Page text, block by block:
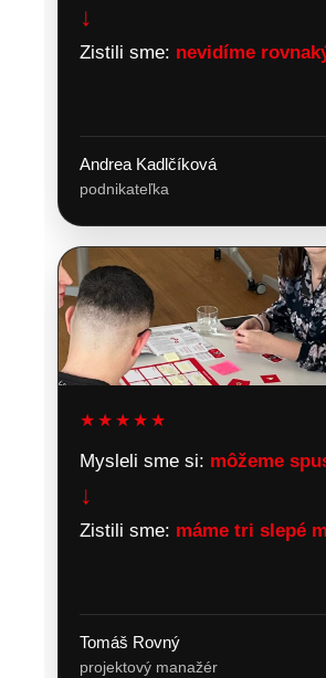
↓
Zistili sme: nevidíme
Andrea Kadlčíková
podnikateľka
★★★★★
Mysleli sme si: môžeme
↓
Zistili sme: máme tri slepé
Tomáš Rovný
projektový manažér